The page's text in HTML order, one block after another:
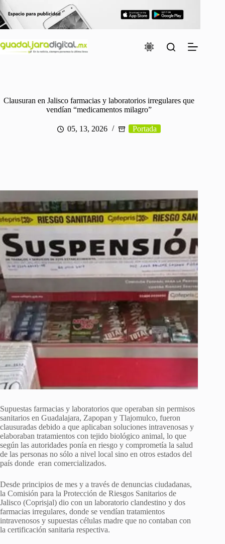
al
contenido
Clausuran en Jalisco farmacias y laboratorios irregulares que
vendían “medicamentos milagro”
05, 13, 2026 Portada
Supuestas farmacias y laboratorios que operaban sin permisos
sanitarios en Guadalajara, Zapopan y Tlajomulco, fueron
clausuradas debido a que aplicaban soluciones intravenosas y
elaboraban tratamientos con tejido biológico animal, lo que
según las autoridades ponía en riesgo y comprometía la salud
de las personas no sólo a nivel local sino en otros estados del
país donde eran comercializados.
Desde principios de mes y a través de denuncias ciudadanas,
la Comisión para la Protección de Riesgos Sanitarios de
Jalisco (Coprisjal) dio con un laboratorio clandestino y dos
farmacias irregulares, donde se vendían tratamientos
intravenosos y supuestas células madre que no contaban con
la certificación sanitaria respectiva.